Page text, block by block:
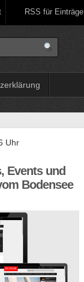
RSS für Einträge
Uhr
Events und
Bodensee